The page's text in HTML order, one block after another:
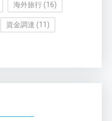
海外旅行 (16)
資金調達 (11)